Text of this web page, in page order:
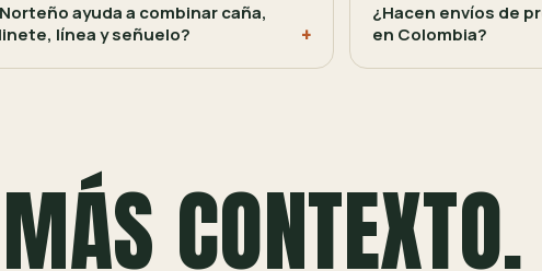
ayuda a combinar caña,
línea y señuelo?
¿Hacen envíos de
en Colombia?
CONTEXTO.